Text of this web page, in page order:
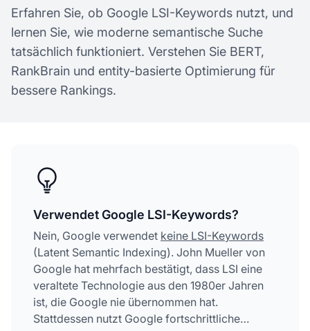
Erfahren Sie, ob Google LSI-Keywords nutzt, und
lernen Sie, wie moderne semantische Suche
tatsächlich funktioniert. Verstehen Sie BERT,
RankBrain und entity-basierte Optimierung für
bessere Rankings.
Verwendet Google LSI-Keywords?
Nein, Google verwendet keine LSI-Keywords
(Latent Semantic Indexing). John Mueller von
Google hat mehrfach bestätigt, dass LSI eine
veraltete Technologie aus den 1980er Jahren
ist, die Google nie übernommen hat.
Stattdessen nutzt Google fortschrittliche